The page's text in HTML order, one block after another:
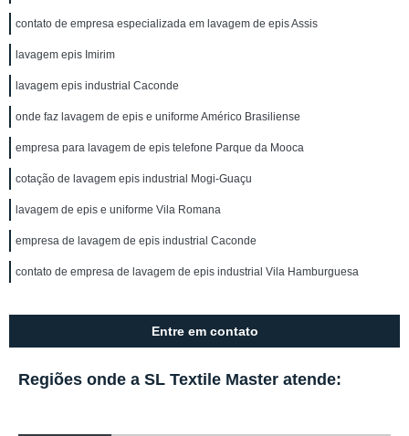
contato de empresa especializada em lavagem de epis Assis
lavagem epis Imirim
lavagem epis industrial Caconde
onde faz lavagem de epis e uniforme Américo Brasiliense
empresa para lavagem de epis telefone Parque da Mooca
cotação de lavagem epis industrial Mogi-Guaçu
lavagem de epis e uniforme Vila Romana
empresa de lavagem de epis industrial Caconde
contato de empresa de lavagem de epis industrial Vila Hamburguesa
Entre em contato
Regiões onde a SL Textile Master atende: